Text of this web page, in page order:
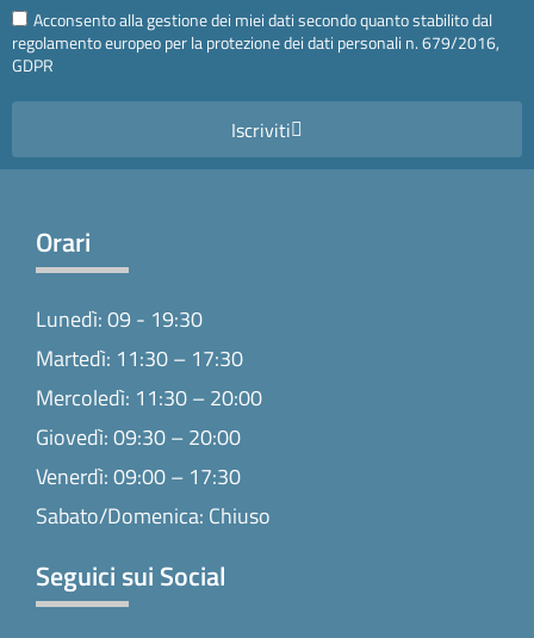
Email
Acconsento alla gestione dei miei dati secondo quanto stabilito dal
regolamento europeo per la protezione dei dati personali n. 679/2016,
GDPR
Iscriviti
Orari
Lunedì: 09 - 19:30
Martedì: 11:30 – 17:30
Mercoledì: 11:30 – 20:00
Giovedì: 09:30 – 20:00
Venerdì: 09:00 – 17:30
Sabato/Domenica: Chiuso
Seguici sui Social